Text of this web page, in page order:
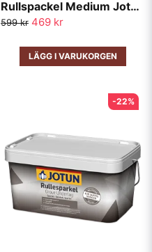
Rullspackel Medium Jotun 10L
599 kr 469 kr
LÄGG I VARUKORGEN
-22%